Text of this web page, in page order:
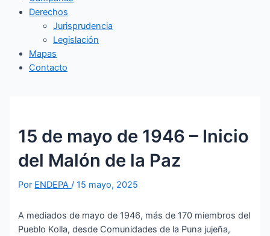
Derechos
Jurisprudencia
Legislación
Mapas
Contacto
15 de mayo de 1946 – Inicio
del Malón de la Paz
Por ENDEPA/15 mayo, 2025
A mediados de mayo de 1946, más de 170 miembros del
Pueblo Kolla, desde Comunidades de la Puna jujeña,